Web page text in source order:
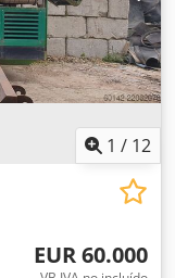
aplicación:
film
de EBS
adquirirse
incluye todos los
1 / 12
EUR 60.000